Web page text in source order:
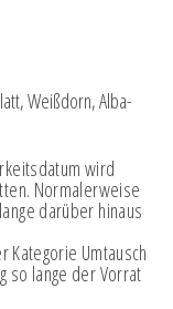
Weißdorn, Alba-
wird
Normalerweise
darüber hinaus
Kategorie Umtausch
so lange der Vorrat